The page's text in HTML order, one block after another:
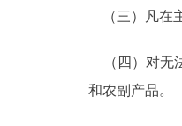
（三）凡在
（四）对无
和农副产品。